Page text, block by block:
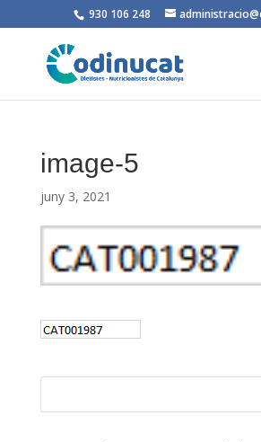
930 106 248
image-5
juny 3, 2021